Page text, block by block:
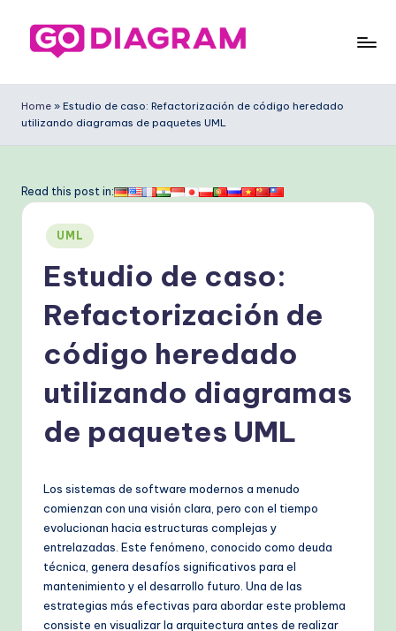
Saltar
o
D
g
ra
m
ni
P
o
Home » Estudio de caso: Refactorización de código heredado
utilizando diagramas de paquetes UML
Read this post in:
Publicado
en
UML
Estudio de caso:
Refactorización de
código heredado
utilizando diagramas
de paquetes UML
Los sistemas de software modernos a menudo
comienzan con una visión clara, pero con el tiempo
evolucionan hacia estructuras complejas y
entrelazadas. Este fenómeno, conocido como deuda
técnica, genera desafíos significativos para el
mantenimiento y el desarrollo futuro. Una de las
estrategias más efectivas para abordar este problema
consiste en visualizar la arquitectura antes de realizar